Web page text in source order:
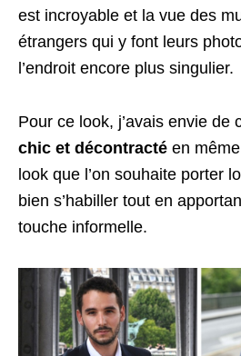
est incroyable et la vue des
étrangers qui y font leurs
l’endroit encore plus singulier.
Pour ce look, j’avais envie de
chic et décontracté en
look que l’on souhaite porter
bien s’habiller tout en
touche informelle.